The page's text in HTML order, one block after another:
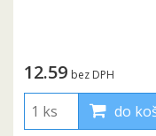
12.59 bez DPH
do